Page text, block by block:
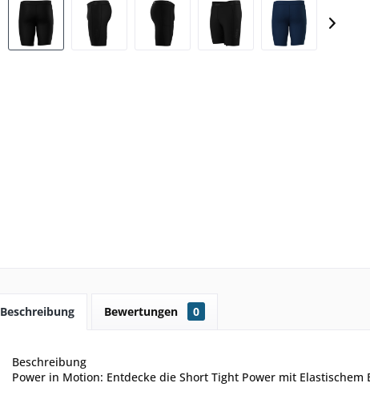
Beschreibung Bewertungen 0
Beschreibung
Power in Motion: Entdecke die Short Tight Power mit Elastischem